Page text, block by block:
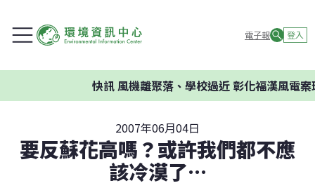
電子報 登入
快訊風機離聚落、學校過近 彰化福漢風電案環
2007年06月04日
要反蘇花高嗎？或許我們都不應
該冷漠了…